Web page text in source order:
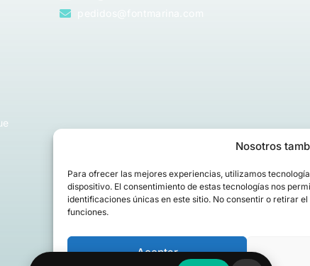
Nosotros
Para ofrecer las mejores experiencias, utilizamos
dispositivo. El consentimiento de estas tecnologías nos
identificaciones únicas en este sitio. No consentir o retirar
funciones.
Aceptar